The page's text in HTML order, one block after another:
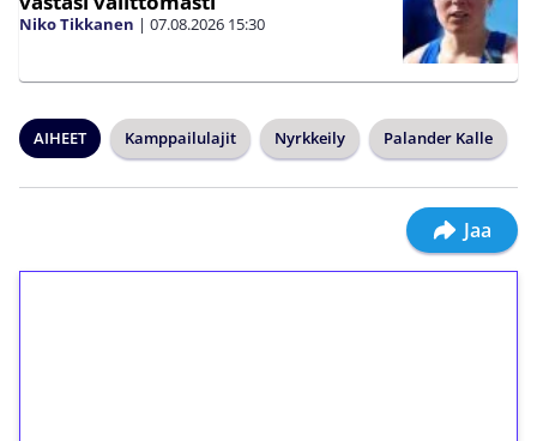
Niko Tikkanen | 07.08.2026 15:30
AIHEET Kamppailulajit Nyrkkeily Palander Kalle
Jaa